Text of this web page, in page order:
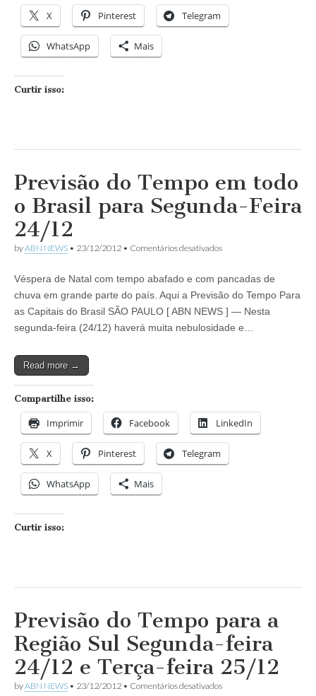
X Pinterest Telegram
WhatsApp Mais
Curtir isso:
Previsão do Tempo em todo
o Brasil para Segunda-Feira
24/12
byABN NEWS • 23/12/2012 • Comentários desativadosem
Tempo
em
o
Brasil
Véspera de Natal com tempo abafado e com pancadas de
chuva em grande parte do país. Aqui a Previsão do Tempo Para
as Capitais do Brasil SÃO PAULO [ ABN NEWS ] — Nesta
segunda-feira (24/12) haverá muita nebulosidade e…
Read more →
Compartilhe isso:
Imprimir Facebook LinkedIn
X Pinterest Telegram
WhatsApp Mais
Curtir isso:
Previsão do Tempo para a
Região Sul Segunda-feira
24/12 e Terça-feira 25/12
byABN NEWS • 23/12/2012 • Comentários desativadosem